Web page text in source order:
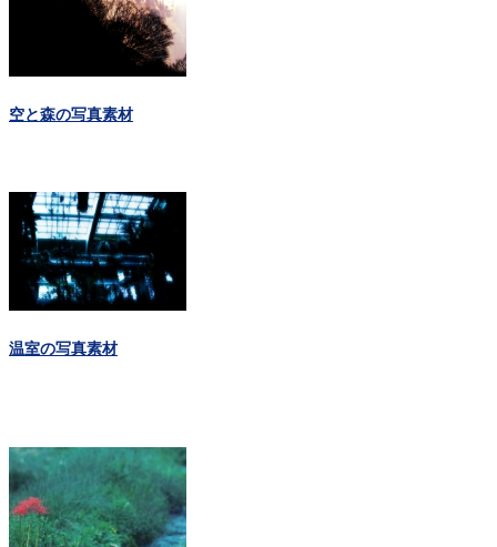
空と森の写真素材
温室の写真素材